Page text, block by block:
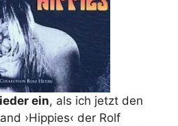
ein, als ich jetzt den
›Hippies‹ der Rolf